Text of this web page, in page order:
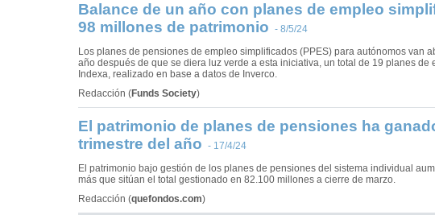
Balance de un año con planes de empleo
98 millones de patrimonio
- 8/5/24
Los planes de pensiones de empleo simplificados (PPES) para autónomos van
año después de que se diera luz verde a esta iniciativa, un total de 19 planes
Indexa, realizado en base a datos de Inverco.
Redacción (Funds Society)
El patrimonio de planes de pensiones ha
trimestre del año
- 17/4/24
El patrimonio bajo gestión de los planes de pensiones del sistema individual
más que sitúan el total gestionado en 82.100 millones a cierre de marzo.
Redacción (quefondos.com)